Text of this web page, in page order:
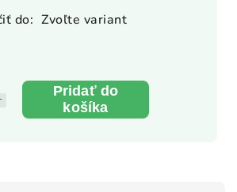
Pridať do
košíka
do: Zvoľte variant